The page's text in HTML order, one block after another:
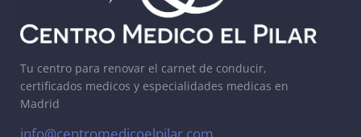
Tu centro para renovar el carnet de conducir,
certificados medicos y especialidades medicas en
Madrid